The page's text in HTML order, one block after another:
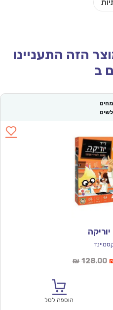
הזה התעניינו
ב
₪ 128.00
הוספה לסל